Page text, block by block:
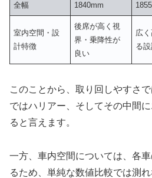
全幅 1840mm
室内空間・設
計特徴
後席が高く視
界・乗降性が
良い
広
る
このことから、取り回しやすさ
ではハリアー、そしてその中間
ると言えます。
一方、車内空間については、各
るため、単純な数値比較では測